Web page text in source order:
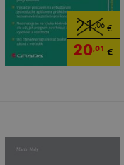
21,06€
20,01 €